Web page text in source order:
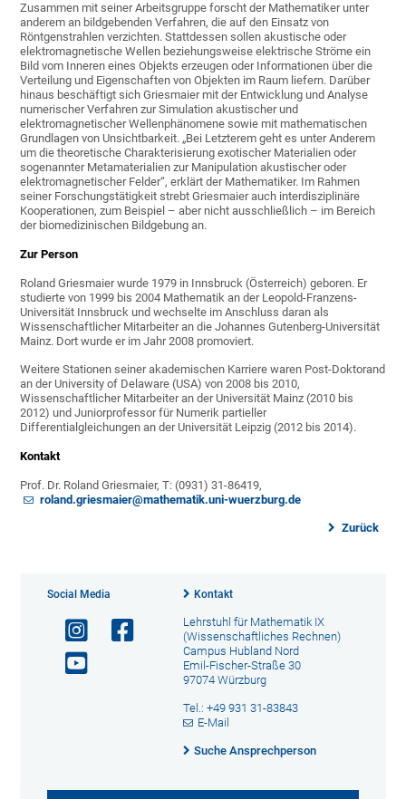
Zusammen mit seiner Arbeitsgruppe forscht der Mathematiker unter
anderem an bildgebenden Verfahren, die auf den Einsatz von
Röntgenstrahlen verzichten. Stattdessen sollen akustische oder
elektromagnetische Wellen beziehungsweise elektrische Ströme ein
Bild vom Inneren eines Objekts erzeugen oder Informationen über die
Verteilung und Eigenschaften von Objekten im Raum liefern. Darüber
hinaus beschäftigt sich Griesmaier mit der Entwicklung und Analyse
numerischer Verfahren zur Simulation akustischer und
elektromagnetischer Wellenphänomene sowie mit mathematischen
Grundlagen von Unsichtbarkeit. „Bei Letzterem geht es unter Anderem
um die theoretische Charakterisierung exotischer Materialien oder
sogenannter Metamaterialien zur Manipulation akustischer oder
elektromagnetischer Felder“, erklärt der Mathematiker. Im Rahmen
seiner Forschungstätigkeit strebt Griesmaier auch interdisziplinäre
Kooperationen, zum Beispiel – aber nicht ausschließlich – im Bereich
der biomedizinischen Bildgebung an.
Zur Person
Roland Griesmaier wurde 1979 in Innsbruck (Österreich) geboren. Er
studierte von 1999 bis 2004 Mathematik an der Leopold-Franzens-
Universität Innsbruck und wechselte im Anschluss daran als
Wissenschaftlicher Mitarbeiter an die Johannes Gutenberg-Universität
Mainz. Dort wurde er im Jahr 2008 promoviert.
Weitere Stationen seiner akademischen Karriere waren Post-Doktorand
an der University of Delaware (USA) von 2008 bis 2010,
Wissenschaftlicher Mitarbeiter an der Universität Mainz (2010 bis
2012) und Juniorprofessor für Numerik partieller
Differentialgleichungen an der Universität Leipzig (2012 bis 2014).
Kontakt
Prof. Dr. Roland Griesmaier, T: (0931) 31-86419,
roland.griesmaier@mathematik.uni-wuerzburg.de
Zurück
Social Media Kontakt
Lehrstuhl für Mathematik IX
(Wissenschaftliches Rechnen)
Campus Hubland Nord
Emil-Fischer-Straße 30
97074 Würzburg
Tel.: +49 931 31-83843
E-Mail
Suche Ansprechperson